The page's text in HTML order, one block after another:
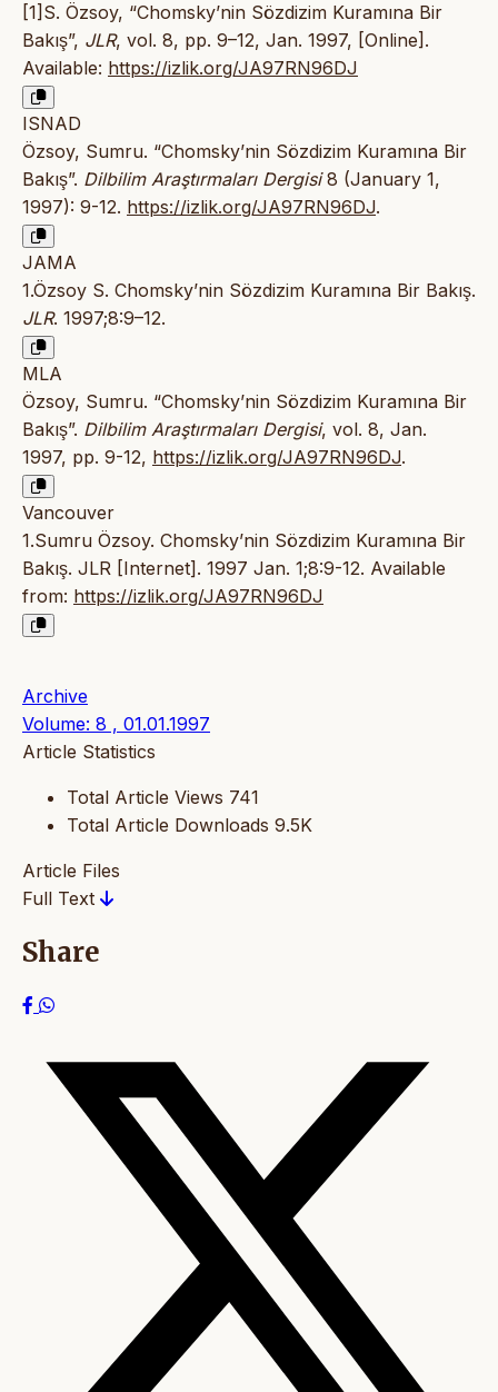
[1]S. Özsoy, “Chomsky’nin Sözdizim Kuramına Bir
Bakış”, JLR, vol. 8, pp. 9–12, Jan. 1997, [Online].
Available: https://izlik.org/JA97RN96DJ
ISNAD
Özsoy, Sumru. “Chomsky’nin Sözdizim Kuramına Bir
Bakış”. Dilbilim Araştırmaları Dergisi8 (January 1,
1997): 9-12. https://izlik.org/JA97RN96DJ.
JAMA
1.Özsoy S. Chomsky’nin Sözdizim Kuramına Bir Bakış.
JLR. 1997;8:9–12.
MLA
Özsoy, Sumru. “Chomsky’nin Sözdizim Kuramına Bir
Bakış”. Dilbilim Araştırmaları Dergisi, vol. 8, Jan.
1997, pp. 9-12, https://izlik.org/JA97RN96DJ.
Vancouver
1.Sumru Özsoy. Chomsky’nin Sözdizim Kuramına Bir
Bakış. JLR [Internet]. 1997 Jan. 1;8:9-12. Available
from: https://izlik.org/JA97RN96DJ
Archive
Volume: 8 , 01.01.1997
Article Statistics
Total Article Views 741
Total Article Downloads 9.5K
Article Files
Full Text
Share